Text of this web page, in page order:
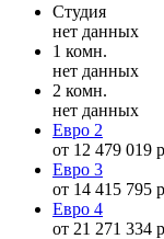
Студия
нет данных
1 комн.
нет данных
2 комн.
нет данных
Евро 2
от 12 479 019
Евро 3
от 14 415 795
Евро 4
от 21 271 334